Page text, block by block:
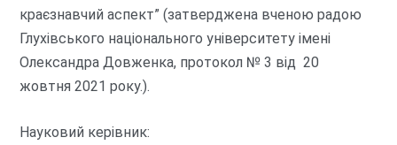
краєзнавчий аспект” (затверджена вченою радою
Глухівського національного університету імені
Олександра Довженка, протокол № 3 від 20
жовтня 2021 року.).
Науковий керівник: